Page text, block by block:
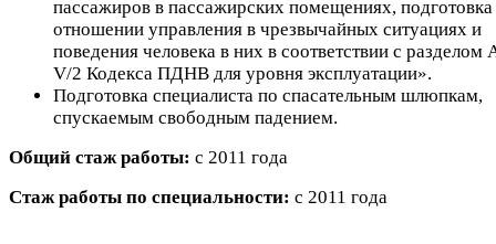
пассажиров в пассажирских помещениях, подготовка
отношении управления в чрезвычайных ситуациях и
поведения человека в них в соответствии с разделом
V/2 Кодекса ПДНВ для уровня эксплуатации».
Подготовка специалиста по спасательным шлюпкам,
спускаемым свободным падением.
Общий стаж работы: с 2011 года
Стаж работы по специальности: с 2011 года